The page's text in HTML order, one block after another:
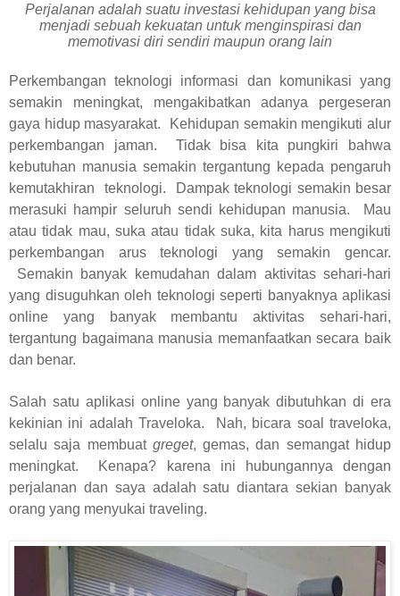
Perjalanan adalah suatu investasi kehidupan yang bisa
menjadi sebuah kekuatan untuk menginspirasi dan
memotivasi diri sendiri maupun orang lain
Perkembangan teknologi informasi dan komunikasi yang
semakin meningkat, mengakibatkan adanya pergeseran
gaya hidup masyarakat.
Kehidupan semakin mengikuti alur
perkembangan jaman.
Tidak bisa kita pungkiri bahwa
kebutuhan manusia semakin tergantung kepada pengaruh
kemutakhiran
teknologi.
Dampak teknologi semakin besar
merasuki hampir seluruh sendi kehidupan manusia.
Mau
atau tidak mau, suka atau tidak suka, kita harus mengikuti
perkembangan arus teknologi yang semakin gencar.
Semakin banyak kemudahan dalam aktivitas sehari-hari
yang disuguhkan oleh teknologi seperti banyaknya aplikasi
online yang banyak membantu aktivitas sehari-hari,
tergantung bagaimana manusia memanfaatkan secara baik
dan benar.
Salah satu aplikasi online yang banyak dibutuhkan di era
kekinian ini adalah Traveloka.
Nah, bicara soal traveloka,
selalu saja membuat greget, gemas, dan semangat hidup
meningkat.
Kenapa? karena ini hubungannya dengan
perjalanan dan saya adalah satu diantara sekian banyak
orang yang menyukai traveling.